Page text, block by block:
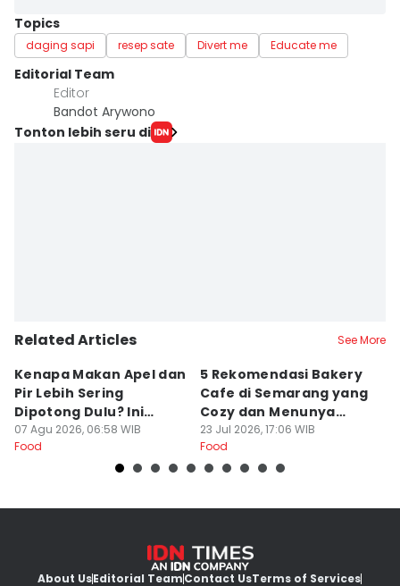
Topics
daging sapi resep sate Divert me Educate me
Editorial Team
Editor
Bandot Arywono
Tonton lebih seru di
Related Articles See More
Kenapa Makan Apel dan
Pir Lebih Sering
Dipotong Dulu? Ini
Alasannya
07 Agu 2026, 06:58 WIB
Food
5 Rekomendasi Bakery
Cafe di Semarang yang
Cozy dan Menunya
Yummy
23 Jul 2026, 17:06 WIB
Food
About UsEditorial TeamContact UsTerms of Services